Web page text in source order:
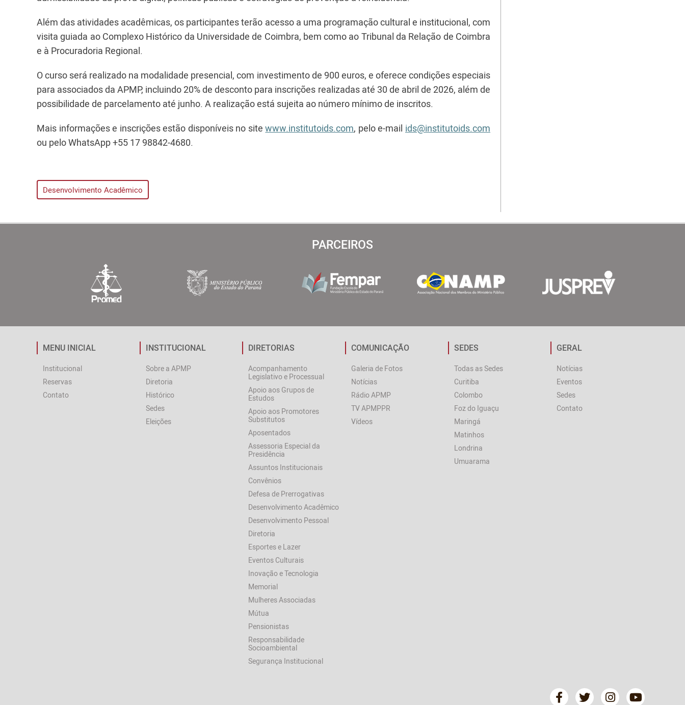
Além das atividades acadêmicas, os participantes terão acesso a uma programação cultural e institucional, com
visita guiada ao Complexo Histórico da Universidade de Coimbra, bem como ao Tribunal da Relação de Coimbra
e à Procuradoria Regional.
O curso será realizado na modalidade presencial, com investimento de 900 euros, e oferece condições especiais
para associados da APMP, incluindo 20% de desconto para inscrições realizadas até 30 de abril de 2026, além de
possibilidade de parcelamento até junho. A realização está sujeita ao número mínimo de inscritos.
Mais informações e inscrições estão disponíveis no sitewww.institutoids.com, pelo e-mail ids@institutoids.com
ou pelo WhatsApp +55 17 98842-4680.
Desenvolvimento Acadêmico
PARCEIROS
MENU INICIAL
Institucional
Reservas
Contato
INSTITUCIONAL
Sobre a APMP
Diretoria
Histórico
Sedes
Eleições
DIRETORIAS
Acompanhamento
Legislativo e Processual
Apoio aos Grupos de
Estudos
Apoio aos Promotores
Substitutos
Aposentados
Assessoria Especial da
Presidência
Assuntos Institucionais
Convênios
Defesa de Prerrogativas
Desenvolvimento Acadêmico
Desenvolvimento Pessoal
Diretoria
Esportes e Lazer
Eventos Culturais
Inovação e Tecnologia
Memorial
Mulheres Associadas
Mútua
Pensionistas
Responsabilidade
Socioambiental
Segurança Institucional
COMUNICAÇÃO
Galeria de Fotos
Notícias
Rádio APMP
TV APMPPR
Vídeos
SEDES
Todas as Sedes
Curitiba
Colombo
Foz do Iguaçu
Maringá
Matinhos
Londrina
Umuarama
GERAL
Notícias
Eventos
Sedes
Contato